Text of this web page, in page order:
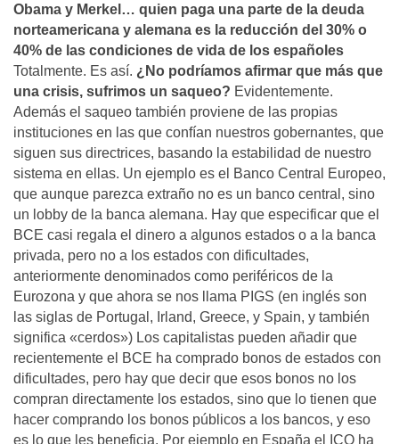
Obama y Merkel… quien paga una parte de la deuda
norteamericana y alemana es la reducción del 30% o
40% de las condiciones de vida de los españoles
Totalmente. Es así­. ¿No podrí­amos afirmar que más que
una crisis, sufrimos un saqueo? Evidentemente.
Además el saqueo también proviene de las propias
instituciones en las que confí­an nuestros gobernantes, que
siguen sus directrices, basando la estabilidad de nuestro
sistema en ellas. Un ejemplo es el Banco Central Europeo,
que aunque parezca extraño no es un banco central, sino
un lobby de la banca alemana. Hay que especificar que el
BCE casi regala el dinero a algunos estados o a la banca
privada, pero no a los estados con dificultades,
anteriormente denominados como periféricos de la
Eurozona y que ahora se nos llama PIGS (en inglés son
las siglas de Portugal, Irland, Greece, y Spain, y también
significa «cerdos») Los capitalistas pueden añadir que
recientemente el BCE ha comprado bonos de estados con
dificultades, pero hay que decir que esos bonos no los
compran directamente los estados, sino que lo tienen que
hacer comprando los bonos públicos a los bancos, y eso
es lo que les beneficia. Por ejemplo en España el ICO ha